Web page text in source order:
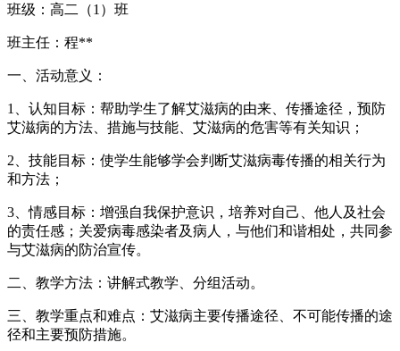
班级：高二（1）班
班主任：程**
一、活动意义：
1、认知目标：帮助学生了解艾滋病的由来、传播途径，预防
艾滋病的方法、措施与技能、艾滋病的危害等有关知识；
2、技能目标：使学生能够学会判断艾滋病毒传播的相关行为
和方法；
3、情感目标：增强自我保护意识，培养对自己、他人及社会
的责任感；关爱病毒感染者及病人，与他们和谐相处，共同参
与艾滋病的防治宣传。
二、教学方法：讲解式教学、分组活动。
三、教学重点和难点：艾滋病主要传播途径、不可能传播的途
径和主要预防措施。